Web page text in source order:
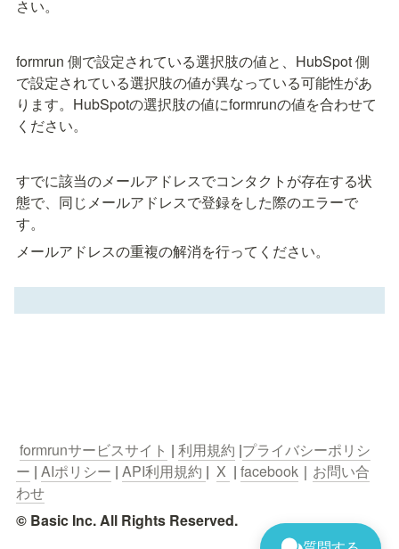
さい。
formrun 側で設定されている選択肢の値と、HubSpot 側
で設定されている選択肢の値が異なっている可能性があ
ります。HubSpotの選択肢の値にformrunの値を合わせて
ください。
すでに該当のメールアドレスでコンタクトが存在する状
態で、同じメールアドレスで登録をした際のエラーで
す。
メールアドレスの重複の解消を行ってください。
formrunサービスサイト | 利用規約 |プライバシーポリシ
ー | AIポリシー | API利用規約 | X | facebook ｜ お問い合
わせ
© Basic Inc. All Rights Reserved.